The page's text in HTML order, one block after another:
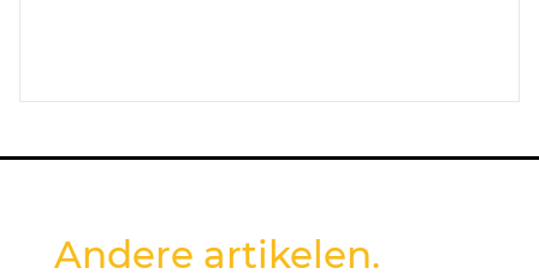
Andere artikelen.